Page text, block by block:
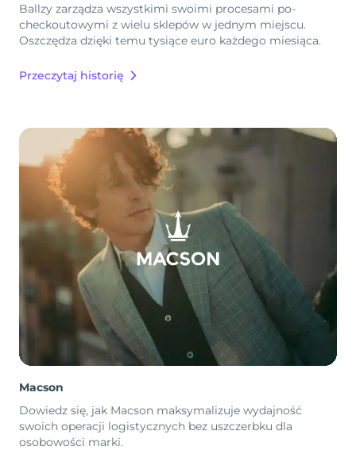
Ballzy zarządza wszystkimi swoimi procesami po-
checkoutowymi z wielu sklepów w jednym miejscu.
Oszczędza dzięki temu tysiące euro każdego miesiąca.
Przeczytaj historię
Macson
Dowiedz się, jak Macson maksymalizuje wydajność
swoich operacji logistycznych bez uszczerbku dla
osobowości marki.